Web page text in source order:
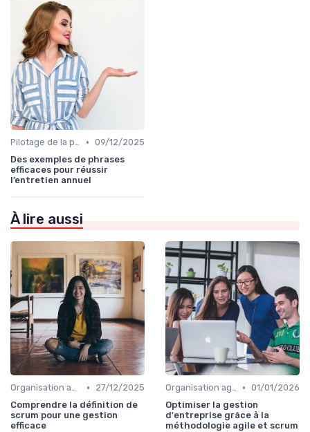
Pilotage de la performance globale • 09/12/2025
Des exemples de phrases
efficaces pour réussir
l’entretien annuel
À lire aussi
Organisation agile & scalable •
27/12/2025
Comprendre la définition de
scrum pour une gestion
efficace
Organisation agile & scalable • 01/01/2026
Optimiser la gestion
d'entreprise grâce à la
méthodologie agile et scrum